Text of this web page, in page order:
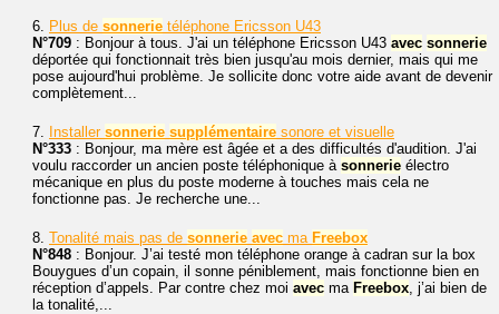
6. Plus de sonnerie téléphone Ericsson U43
N°709 : Bonjour à tous. J'ai un téléphone Ericsson U43 avec sonnerie
déportée qui fonctionnait très bien jusqu'au mois dernier, mais qui me
pose aujourd'hui problème. Je sollicite donc votre aide avant de devenir
complètement...
7. Installer sonnerie supplémentaire sonore et visuelle
N°333 : Bonjour, ma mère est âgée et a des difficultés d'audition. J'ai
voulu raccorder un ancien poste téléphonique à sonnerie électro
mécanique en plus du poste moderne à touches mais cela ne
fonctionne pas. Je recherche une...
8. Tonalité mais pas de sonnerie avec ma Freebox
N°848 : Bonjour. J’ai testé mon téléphone orange à cadran sur la box
Bouygues d’un copain, il sonne péniblement, mais fonctionne bien en
réception d’appels. Par contre chez moi avec ma Freebox, j’ai bien de
la tonalité,...